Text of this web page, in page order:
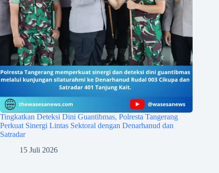
Tingkatkan Deteksi Dini Guantibmas, Polresta Tangerang
Perkuat Sinergi Lintas Sektoral dengan Denarhanud dan
Satradar
15 Juli 2026